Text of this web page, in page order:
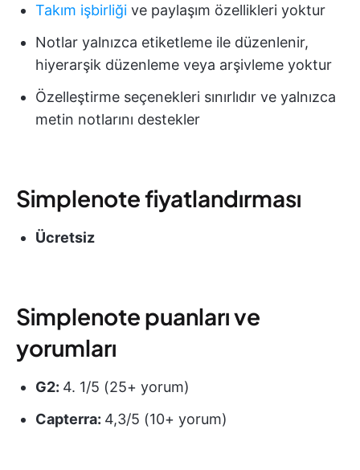
Takım işbirliği ve paylaşım özellikleri yoktur
Notlar yalnızca etiketleme ile düzenlenir,
hiyerarşik düzenleme veya arşivleme yoktur
Özelleştirme seçenekleri sınırlıdır ve yalnızca
metin notlarını destekler
Simplenote fiyatlandırması
Ücretsiz
Simplenote puanları ve
yorumları
G2: 4. 1/5 (25+ yorum)
Capterra: 4,3/5 (10+ yorum)